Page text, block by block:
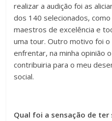
realizar a audição foi as
dos 140 selecionados,
maestros de excelência e
uma tour. Outro motivo foi
enfrentar, na minha opinião
contribuiria para o meu
social.
Qual foi a sensação de